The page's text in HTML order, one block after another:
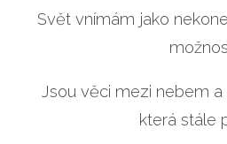
Svět vnímám jako
Jsou věci mezi nebem a
která stále